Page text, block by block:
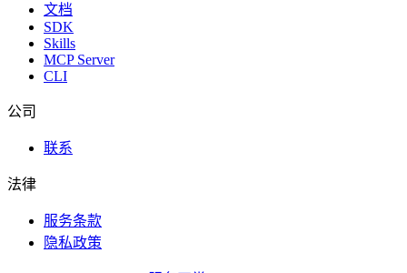
文档
SDK
Skills
MCP Server
CLI
公司
联系
法律
服务条款
隐私政策